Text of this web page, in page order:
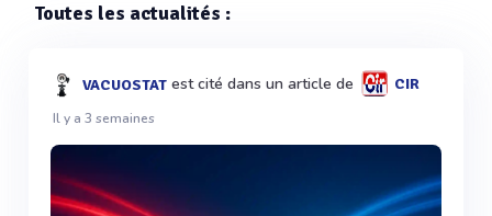
Toutes les actualités :
VACUOSTAT est cité dans un article de CIR
Il y a 3 semaines